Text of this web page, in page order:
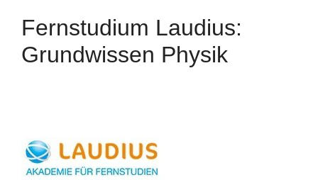
Fernstudium Laudius:
Grundwissen Physik